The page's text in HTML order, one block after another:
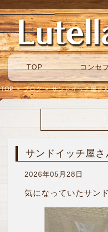
TOP コンセ
TOP > ブログ > サンドイッチ屋さ
サンドイッチ屋さ
2026年05月28日
気になっていたサン